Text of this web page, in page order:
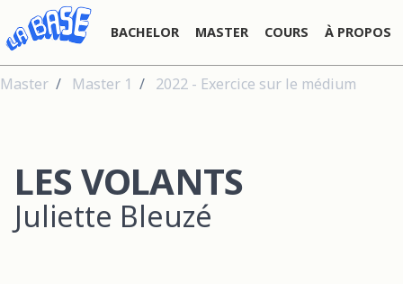
BACHELOR MASTER COURS À PROPOS
Master Master 1 2022 - Exercice sur le médium
LES VOLANTS
Juliette Bleuzé